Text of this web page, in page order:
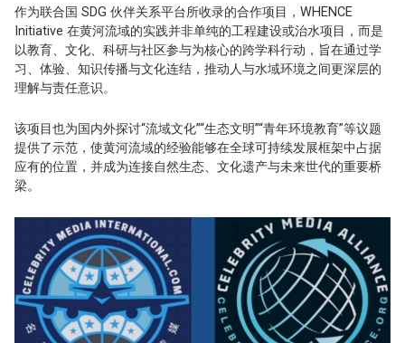
作为联合国 SDG 伙伴关系平台所收录的合作项目，WHENCE
Initiative 在黄河流域的实践并非单纯的工程建设或治水项目，而是
以教育、文化、科研与社区参与为核心的跨学科行动，旨在通过学
习、体验、知识传播与文化连结，推动人与水域环境之间更深层的
理解与责任意识。
该项目也为国内外探讨“流域文化”“生态文明”“青年环境教育”等议题
提供了示范，使黄河流域的经验能够在全球可持续发展框架中占据
应有的位置，并成为连接自然生态、文化遗产与未来世代的重要桥
梁。